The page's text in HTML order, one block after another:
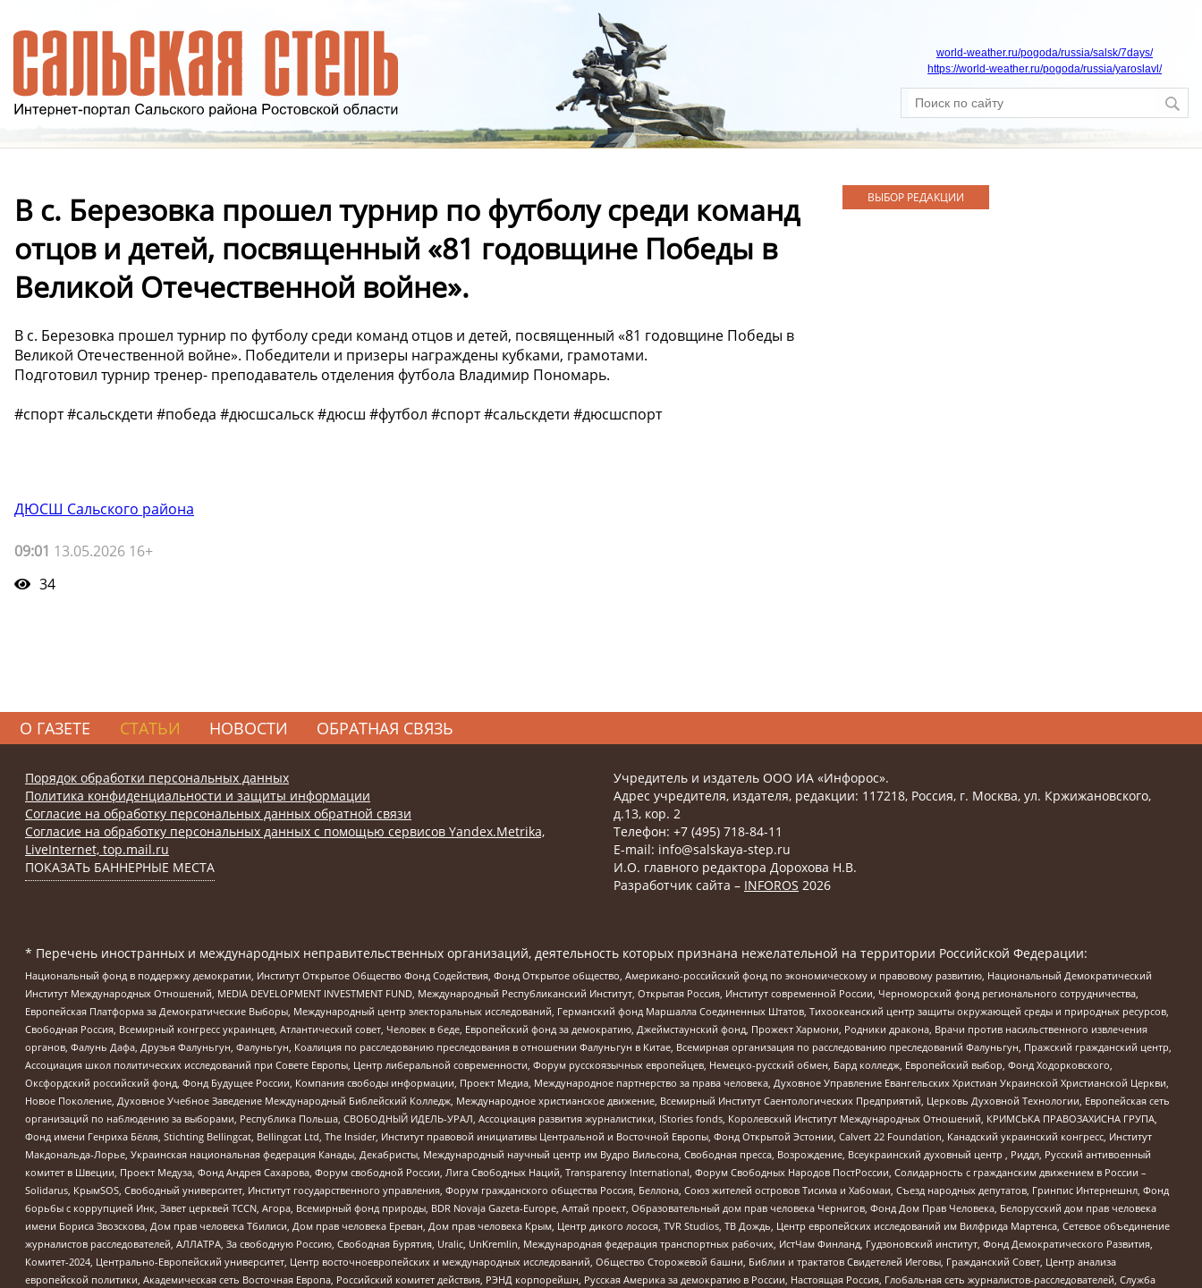
world-weather.ru/pogoda/russia/salsk/7days/
https://world-weather.ru/pogoda/russia/yaroslavl/
В с. Березовка прошел турнир по футболу среди команд
отцов и детей, посвященный «81 годовщине Победы в
Великой Отечественной войне».
В с. Березовка прошел турнир по футболу среди команд отцов и детей, посвященный «81 годовщине Победы в
Великой Отечественной войне». Победители и призеры награждены кубками, грамотами.
Подготовил турнир тренер- преподаватель отделения футбола Владимир Пономарь.
#спорт #сальскдети #победа #дюсшсальск #дюсш #футбол #спорт #сальскдети #дюсшспорт
ДЮСШ Сальского района
09:01 13.05.2026 16+
34
ВЫБОР РЕДАКЦИИ
О ГАЗЕТЕ СТАТЬИ НОВОСТИ ОБРАТНАЯ СВЯЗЬ
Порядок обработки персональных данных
Политика конфиденциальности и защиты информации
Согласие на обработку персональных данных обратной связи
Согласие на обработку персональных данных с помощью сервисов Yandex.Metrika,
LiveInternet, top.mail.ru
ПОКАЗАТЬ БАННЕРНЫЕ МЕСТА
Учредитель и издатель ООО ИА «Инфорос».
Адрес учредителя, издателя, редакции: 117218, Россия, г. Москва, ул. Кржижановского,
д.13, кор. 2
Телефон: +7 (495) 718-84-11
E-mail: info@salskaya-step.ru
И.О. главного редактора Дорохова Н.В.
Разработчик сайта – INFOROS 2026
* Перечень иностранных и международных неправительственных организаций, деятельность которых признана нежелательной на территории Российской Федерации:
Национальный фонд в поддержку демократии, Институт Открытое Общество Фонд Содействия, Фонд Открытое общество, Американо-российский фонд по экономическому и правовому развитию, Национальный Демократический
Институт Международных Отношений, MEDIA DEVELOPMENT INVESTMENT FUND, Международный Республиканский Институт, Открытая Россия, Институт современной России, Черноморский фонд регионального сотрудничества,
Европейская Платформа за Демократические Выборы, Международный центр электоральных исследований, Германский фонд Маршалла Соединенных Штатов, Тихоокеанский центр защиты окружающей среды и природных ресурсов,
Свободная Россия, Всемирный конгресс украинцев, Атлантический совет, Человек в беде, Европейский фонд за демократию, Джеймстаунский фонд, Прожект Хармони, Родники дракона, Врачи против насильственного извлечения
органов, Фалунь Дафа, Друзья Фалуньгун, Фалуньгун, Коалиция по расследованию преследования в отношении Фалуньгун в Китае, Всемирная организация по расследованию преследований Фалуньгун, Пражский гражданский центр,
Ассоциация школ политических исследований при Совете Европы, Центр либеральной современности, Форум русскоязычных европейцев, Немецко-русский обмен, Бард колледж, Европейский выбор, Фонд Ходорковского,
Оксфордский российский фонд, Фонд Будущее России, Компания свободы информации, Проект Медиа, Международное партнерство за права человека, Духовное Управление Евангельских Христиан Украинской Христианской Церкви,
Новое Поколение, Духовное Учебное Заведение Международный Библейский Колледж, Международное христианское движение, Всемирный Институт Саентологических Предприятий, Церковь Духовной Технологии, Европейская сеть
организаций по наблюдению за выборами, Республика Польша, СВОБОДНЫЙ ИДЕЛЬ-УРАЛ, Ассоциация развития журналистики, IStories fonds, Королевский Институт Международных Отношений, КРИМСЬКА ПРАВОЗАХИСНА ГРУПА,
Фонд имени Генриха Бёлля, Stichting Bellingcat, Bellingcat Ltd, The Insider, Институт правовой инициативы Центральной и Восточной Европы, Фонд Открытой Эстонии, Calvert 22 Foundation, Канадский украинский конгресс, Институт
Макдональда-Лорье, Украинская национальная федерация Канады, Декабристы, Международный научный центр им Вудро Вильсона, Свободная пресса, Возрождение, Всеукраинский духовный центр , Риддл, Русский антивоенный
комитет в Швеции, Проект Медуза, Фонд Андрея Сахарова, Форум свободной России, Лига Свободных Наций, Transparеncy International, Форум Свободных Народов ПостРоссии, Солидарность с гражданским движением в России –
Solidarus, КрымSOS, Свободный университет, Институт государственного управления, Форум гражданского общества Россия, Беллона, Союз жителей островов Тисима и Хабомаи, Съезд народных депутатов, Гринпис Интернешнл, Фонд
борьбы с коррупцией Инк, Завет церквей TCCN, Агора, Всемирный фонд природы, BDR Novaja Gazeta-Europe, Алтай проект, Образовательный дом прав человека Чернигов, Фонд Дом Прав Человека, Белорусский дом прав человека
имени Бориса Звозскова, Дом прав человека Тбилиси, Дом прав человека Ереван, Дом прав человека Крым, Центр дикого лосося, TVR Studios, ТВ Дождь, Центр европейских исследований им Вилфрида Мартенса, Сетевое объединение
журналистов расследователей, АЛЛАТРА, За свободную Россию, Свободная Бурятия, Uralic, UnKremlin, Международная федерация транспортных рабочих, ИстЧам Финланд, Гудзоновский институт, Фонд Демократического Развития,
Комитет-2024, Центрально-Европейский университет, Центр восточноевропейских и международных исследований, Общество Сторожевой башни, Библии и трактатов Свидетелей Иеговы, Гражданский Совет, Центр анализа
европейской политики, Академическая сеть Восточная Европа, Российский комитет действия, РЭНД корпорейшн, Русская Америка за демократию в России, Настоящая Россия, Глобальная сеть журналистов-расследователей, Служба